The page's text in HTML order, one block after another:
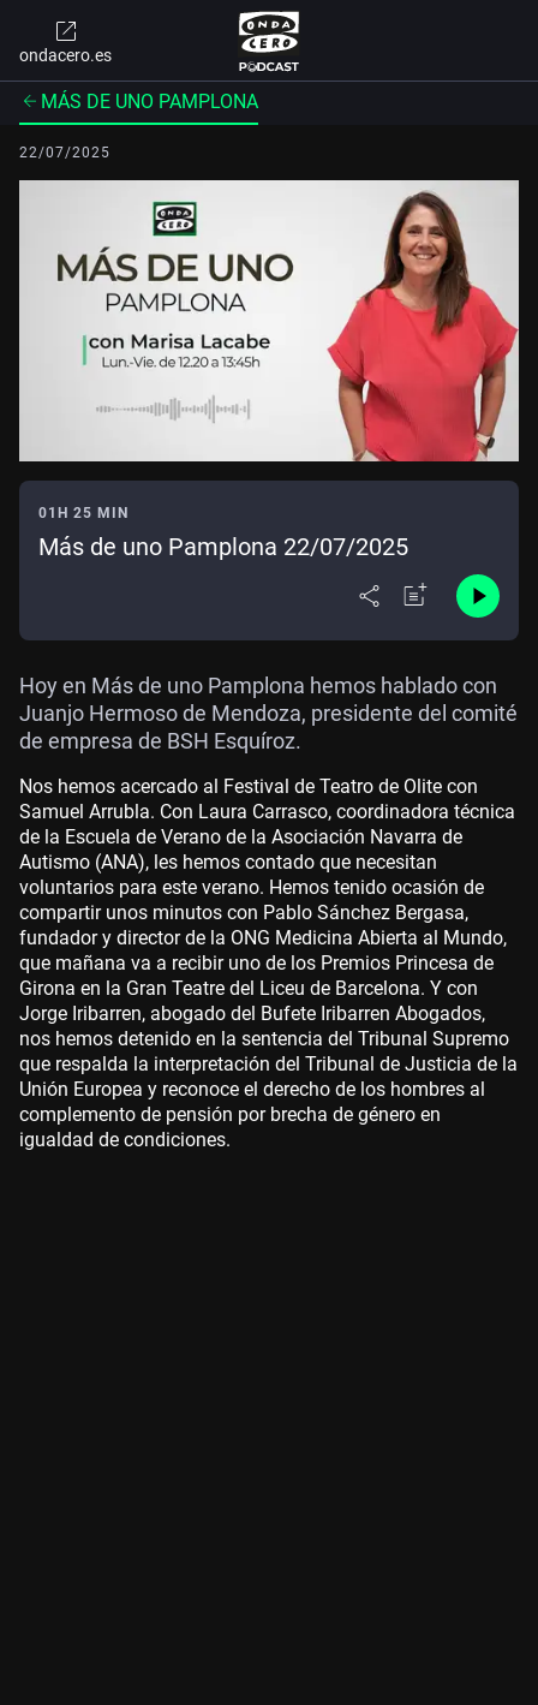
ondacero.es
MÁS DE UNO PAMPLONA
22/07/2025
01H 25 MIN
Más de uno Pamplona 22/07/2025
Hoy en Más de uno Pamplona hemos hablado con
Juanjo Hermoso de Mendoza, presidente del comité
de empresa de BSH Esquíroz.
Nos hemos acercado al Festival de Teatro de Olite con
Samuel Arrubla. Con Laura Carrasco, coordinadora técnica
de la Escuela de Verano de la Asociación Navarra de
Autismo (ANA), les hemos contado que necesitan
voluntarios para este verano. Hemos tenido ocasión de
compartir unos minutos con Pablo Sánchez Bergasa,
fundador y director de la ONG Medicina Abierta al Mundo,
que mañana va a recibir uno de los Premios Princesa de
Girona en la Gran Teatre del Liceu de Barcelona. Y con
Jorge Iribarren, abogado del Bufete Iribarren Abogados,
nos hemos detenido en la sentencia del Tribunal Supremo
que respalda la interpretación del Tribunal de Justicia de la
Unión Europea y reconoce el derecho de los hombres al
complemento de pensión por brecha de género en
igualdad de condiciones.